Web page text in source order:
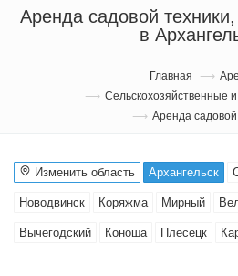
Аренда садовой
в
Главная
Сельскохозяйственные
Аренда садовой
Изменить область Архангельск
Новодвинск Коряжма Мирный
Вычегодский Коноша Плесецк